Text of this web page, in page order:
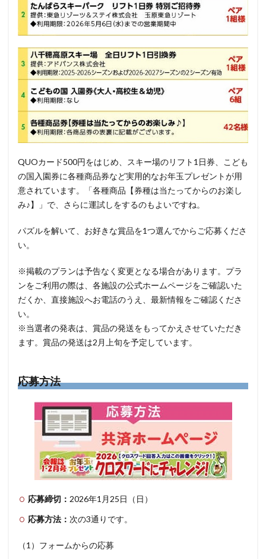
QUOカード500円をはじめ、スキー場のリフト1日券、こども
の国入園券に各種商品券など実用的なお年玉プレゼントが用
意されています。「各種商品【券種は当たってからのお楽し
み♪】」で、さらに運試しをするのもよいですね。
パズルを解いて、お好きな賞品を1つ選んでからご応募くださ
い。
※掲載のプランは予告なく変更となる場合があります。プラ
ンをご利用の際は、各施設の公式ホームページをご確認いた
だくか、直接施設へお電話のうえ、最新情報をご確認くださ
い。
※当選者の発表は、賞品の発送をもってかえさせていただき
ます。賞品の発送は2月上旬を予定しています。
応募方法
応募締切： 2026年1月25日（日）
応募方法： 次の3通りです。
（1）フォームからの応募